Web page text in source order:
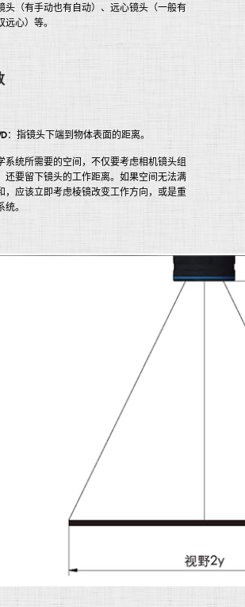
头（有手动也有自动）、远心镜头（一般有
心）等。
：指镜头下端到物体表面的距离。
系统所需要的空间，不仅要考虑相机镜头组
还要留下镜头的工作距离。如果空间无法满
，应该立即考虑棱镜改变工作方向，或是重
。